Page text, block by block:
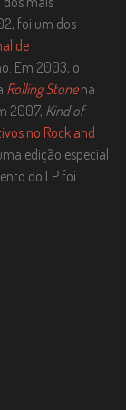
foi um dos
de
Em 2003, o
Rolling Stonena
2007, Kind of
no Rock and
edição especial
do LP foi